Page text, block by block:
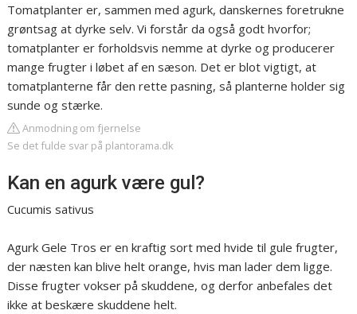
Tomatplanter er, sammen med agurk, danskernes foretrukne
grøntsag at dyrke selv. Vi forstår da også godt hvorfor;
tomatplanter er forholdsvis nemme at dyrke og producerer
mange frugter i løbet af en sæson. Det er blot vigtigt, at
tomatplanterne får den rette pasning, så planterne holder sig
sunde og stærke.
Anmodning om fjernelse
Se det fulde svar på plantorama.dk
Kan en agurk være gul?
Cucumis sativus
Agurk Gele Tros er en kraftig sort med hvide til gule frugter,
der næsten kan blive helt orange, hvis man lader dem ligge.
Disse frugter vokser på skuddene, og derfor anbefales det
ikke at beskære skuddene helt.